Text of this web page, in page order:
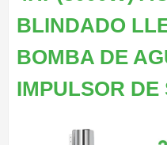
BLINDADO
BOMBA DE
IMPULSOR DE